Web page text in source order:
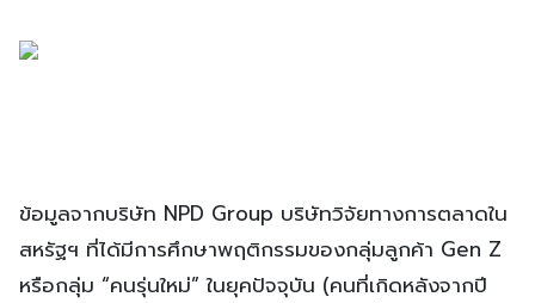
ข้อมูลจากบริษัท NPD Group บริษัทวิจัยทางการตลาดใน
สหรัฐฯ ที่ได้มีการศึกษาพฤติกรรมของกลุ่มลูกค้า Gen Z
หรือกลุ่ม “คนรุ่นใหม่” ในยุคปัจจุบัน (คนที่เกิดหลังจากปี